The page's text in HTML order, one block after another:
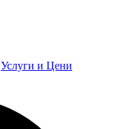
Услуги и Цени